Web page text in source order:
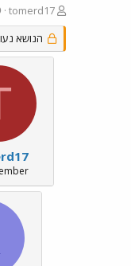
פ
ו
ת
ח
tomerd17
הנושא